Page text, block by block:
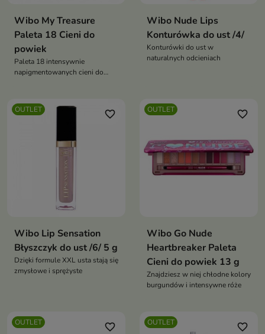
Wibo My Treasure
Paleta 18 Cieni do
powiek
Paleta 18 intensywnie
napigmentowanych cieni do
Wibo Nude Lips
Konturówka do ust /4/
Konturówki do ust w
naturalnych odcieniach
OUTLET favorite_border
Wibo Lip Sensation
Błyszczyk do ust /6/ 5 g
Dzięki formule XXL usta stają się
zmysłowe i sprężyste
OUTLET favorite_border
Wibo Go Nude
Heartbreaker Paleta
Cieni do powiek 13 g
Znajdziesz w niej chłodne kolory
burgundów i intensywne róże
OUTLET favorite_border OUTLET favorite_border